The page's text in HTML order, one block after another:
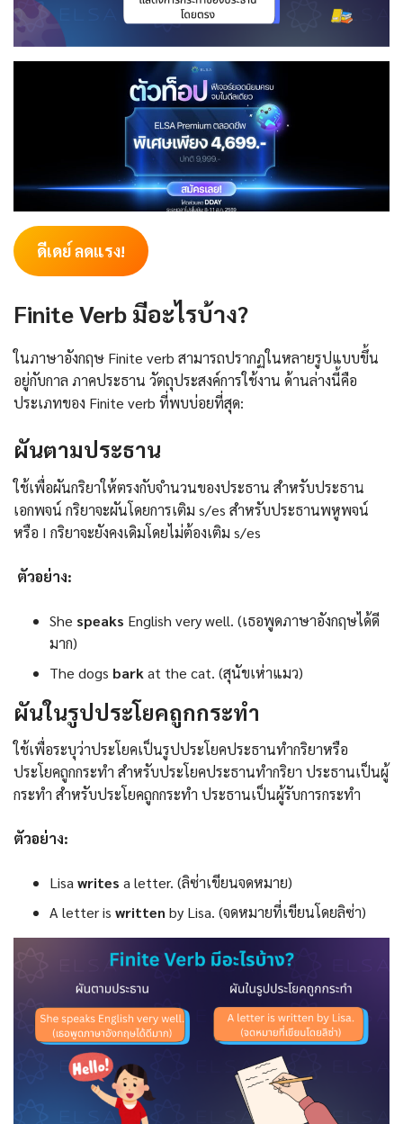
ดีเดย์ ลดแรง!
Finite Verb มีอะไรบ้าง?
ในภาษาอังกฤษ Finite verb สามารถปรากฏในหลายรูปแบบขึ้น
อยู่กับกาล ภาคประธาน วัตถุประสงค์การใช้งาน ด้านล่างนี้คือ
ประเภทของ Finite verb ที่พบบ่อยที่สุด:
ผันตามประธาน
ใช้เพื่อผันกริยาให้ตรงกับจำนวนของประธาน สำหรับประธาน
เอกพจน์ กริยาจะผันโดยการเติม s/es สำหรับประธานพหูพจน์
หรือ I กริยาจะยังคงเดิมโดยไม่ต้องเติม s/es
ตัวอย่าง:
She speaks English very well. (เธอพูดภาษาอังกฤษได้ดี
มาก)
The dogs bark at the cat. (สุนัขเห่าแมว)
ผันในรูปประโยคถูกกระทำ
ใช้เพื่อระบุว่าประโยคเป็นรูปประโยคประธานทำกริยาหรือ
ประโยคถูกกระทำ สำหรับประโยคประธานทำกริยา ประธานเป็นผู้
กระทำ สำหรับประโยคถูกกระทำ ประธานเป็นผู้รับการกระทำ
ตัวอย่าง:
Lisa writes a letter. (ลิซ่าเขียนจดหมาย)
A letter is written by Lisa. (จดหมายที่เขียนโดยลิซ่า)